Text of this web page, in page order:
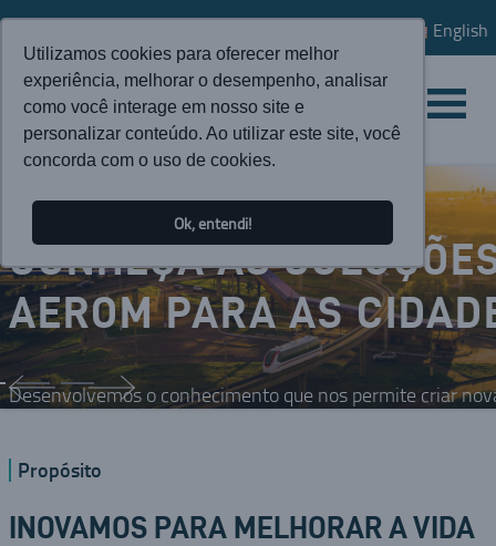
Utilizamos cookies para oferecer melhor
experiência, melhorar o desempenho, analisar
como você interage em nosso site e
personalizar conteúdo. Ao utilizar este site, você
concorda com o uso de cookies.
Ok, entendi!
English
CONHEÇA AS
AEROM PARA AS
Desenvolvemos o conhecimento que nos permite criar
VEJA MAIS
Propósito
INOVAMOS PARA MELHORAR A VIDA